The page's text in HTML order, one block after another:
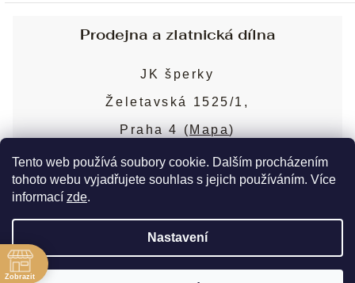
Tento web používá soubory cookie. Dalším procházením
tohoto webu vyjadřujete souhlas s jejich používáním. Více
informací zde.
Nastavení
Sjednání osobní schůzky
Obchodní podmínky
Puncovní značky
Blog
Nejčastější dotazy
Prodejna a zlatnická dílna
JK šperky
Želetavská 1525/1,
Praha 4 ( Mapa)
Více o prodejně
Copyright 2026JK šperky. Všechna práva
vyhrazena. Upravit nastavení cookies
Zobrazit